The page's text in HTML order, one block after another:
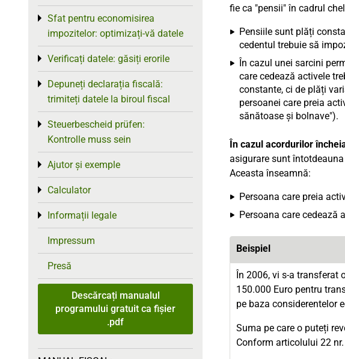
fie ca "pensii" în cadrul
Pensiile sunt plăți
cedentul trebuie să
În cazul unei sarcini
care cedează activele
constante, ci de plăți
persoanei care preia
sănătoase și bolnave").
În cazul acordurilor
asigurare sunt
Aceasta înseamnă:
Persoana care preia
Persoana care cedează
Beispiel
În 2006, vi s-a transferat
150.000 Euro pentru
pe baza considerentelor
Suma pe care o puteți
Conform articolului 22
Sfat pentru economisirea
impozitelor: optimizați-vă datele
Toggle menu
Verificați datele: găsiți erorile
Toggle menu
Depuneți declarația fiscală:
trimiteți datele la biroul fiscal
Toggle menu
Steuerbescheid prüfen:
Kontrolle muss sein
Toggle menu
Ajutor și exemple
Toggle menu
Calculator
Toggle menu
Informații legale
Toggle menu
Impressum
Presă
Descărcați manualul
programului gratuit ca fișier
.pdf